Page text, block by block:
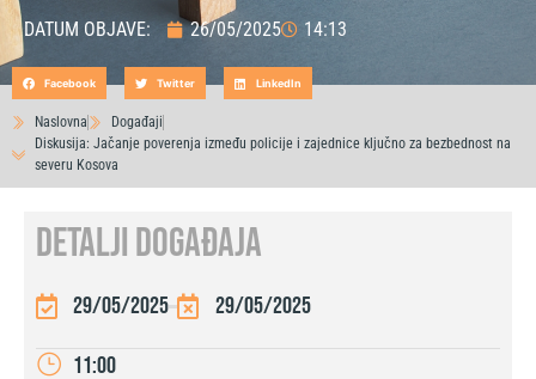
DATUM OBJAVE: 26/05/2025 14:13
Naslovna
Događaji
Diskusija: Jačanje poverenja između policije i zajednice ključno za bezbednost na
severu Kosova
Facebook Twitter LinkedIn
DETALJI DOGAĐAJA
29/05/2025 29/05/2025
11:00